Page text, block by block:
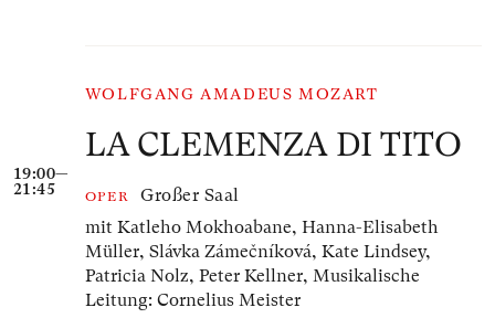
19:00—
21:45
WOLFGANG AMADEUS MOZART
LA CLEMENZA DI TITO
OPER
Großer Saal
mit Katleho Mokhoabane, Hanna-Elisabeth
Müller, Slávka Zámečníková, Kate Lindsey,
Patricia Nolz, Peter Kellner, Musikalische
Leitung: Cornelius Meister